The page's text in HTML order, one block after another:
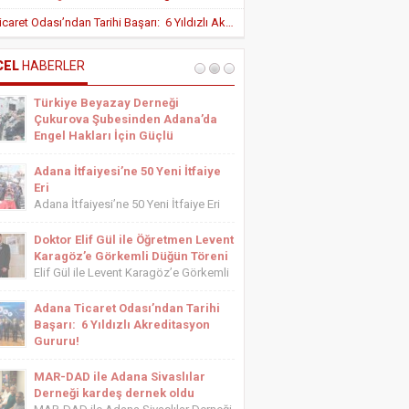
Teşvik Düzenlemesi ile Adana’da
Uygulanan Vergisel Avantajlar
HASTALIKLARI UZMANI DR. YUSUF
BİR BUZDAĞI
ASİYE UYANIK
Ayak Bakımı
Adana Ticaret Odası’ndan Tarihi Başarı: 6 Yıldızlı Akreditasyon Gururu!
HABERLER
Türkiye Beyazay Derneği
Çukurova Şubesinden Adana’da
Engel Hakları İçin Güçlü
Türkiye Beyazay Derneği Çukurova
Şubesinden Adana’da Engel Hakları
İçin Güçlü Farkındalık Konferansı
Şubesi tarafından düzenlenen
“Engellinin Engelli Haklarının Farkında
mıyız? Hak Bilinci, Erişilebilirlik ve
Toplumsal Farkındalık...
Adana İtfaiyesi’ne 50 Yeni İtfaiye
Eri
Adana İtfaiyesi’ne 50 Yeni İtfaiye Eri
Daire Başkanlığı bünyesinde göreve
başlayacak 50 yeni itfaiye eri için
yemin töreni düzenlendi. Törene
Vekili...
Doktor Elif Gül ile Öğretmen Levent
Karagöz’e Görkemli Düğün Töreni
Elif Gül ile Levent Karagöz’e Görkemli
Mali Müşavir ve Adana Serbest
Muhasebeci Mali Müşavirler Odası
Saymanı Yurdagül Gül ile iş ve mali
tanıdığı...
Adana Ticaret Odası’ndan Tarihi
Başarı: 6 Yıldızlı Akreditasyon
Gururu!
Başarı: 6 Yıldızlı Akreditasyon Gururu!
‎ADANA Ticaret Odası (ATO), üyelerine
MAR-DAD ile Adana Sivaslılar
Derneği kardeş dernek oldu